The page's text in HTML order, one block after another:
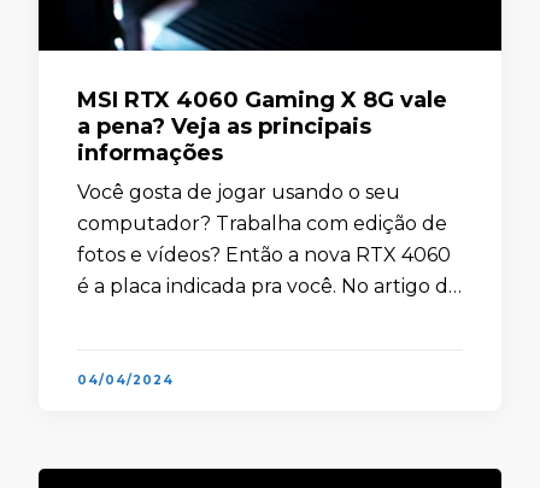
MSI RTX 4060 Gaming X 8G vale
a pena? Veja as principais
informações
Você gosta de jogar usando o seu
computador? Trabalha com edição de
fotos e vídeos? Então a nova RTX 4060
é a placa indicada pra você. No artigo de
04/04/2024